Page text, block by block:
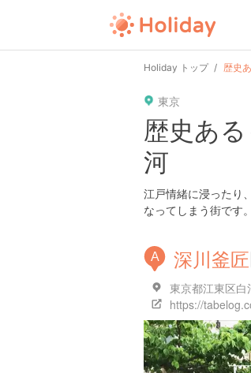
Holiday トップ 歴史
東京
歴史あ
河
江戸情緒に浸ったり
なってしまう街です。
A 深川釜匠
東京都江東区白
https://